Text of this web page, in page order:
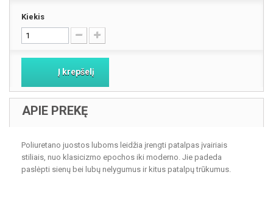
Kiekis
Į krepšelį
APIE PREKĘ
Poliuretano juostos luboms leidžia įrengti patalpas įvairiais
stiliais, nuo klasicizmo epochos iki moderno. Jie padeda
paslėpti sienų bei lubų nelygumus ir kitus patalpų trūkumus.